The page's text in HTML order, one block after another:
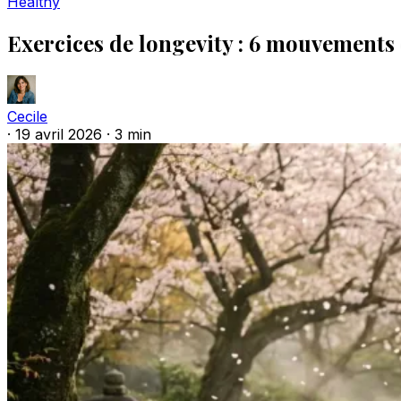
Exercices de longevity : 6 mouvements
Cecile
· 19 avril 2026 · 3 min